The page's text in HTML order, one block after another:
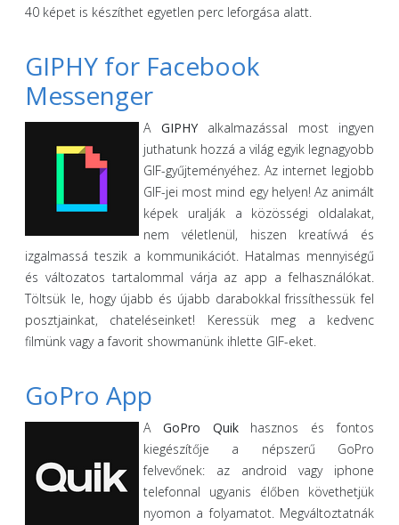
40 képet is készíthet egyetlen perc leforgása alatt.
GIPHY for Facebook
Messenger
A GIPHYalkalmazással most ingyen
juthatunk hozzá a világ egyik legnagyobb
GIF-gyűjteményéhez. Az internet legjobb
GIF-jei most mind egy helyen! Az animált
képek uralják a közösségi oldalakat,
nem véletlenül, hiszen kreatívvá és
izgalmassá teszik a kommunikációt. Hatalmas mennyiségű
és változatos tartalommal várja az app a felhasználókat.
Töltsük le, hogy újabb és újabb darabokkal frissíthessük fel
posztjainkat, chateléseinket! Keressük meg a kedvenc
filmünk vagy a favorit showmanünk ihlette GIF-eket.
GoPro App
A GoPro Quikhasznos és fontos
kiegészítője a népszerű GoPro
felvevőnek: az android vagy iphone
telefonnal ugyanis élőben követhetjük
nyomon a folyamatot. Megváltoztatnák